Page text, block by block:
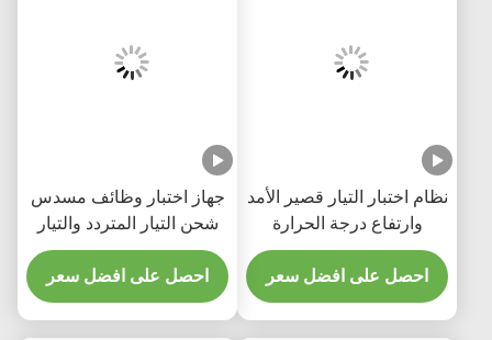
نظام اختبار التيار قصير الأمد
وارتفاع درجة الحرارة
لموصلات المركبات
الكهربائية IEC 62196
احصل على افضل سعر
جهاز اختبار وظائف مسدس
شحن التيار المتردد والتيار
المستمر EV SNEQ08 | إيك
62196-1
احصل على افضل سعر